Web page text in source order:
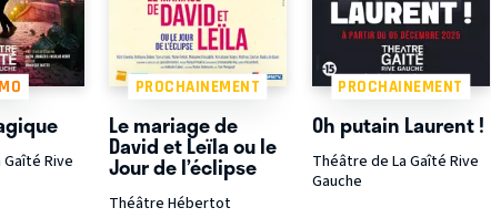
Rive
PROCHAINEMENT
Le mariage de
David et Leïla ou le
Jour de l’éclipse
Théâtre Hébertot
PROCHAINEMENT
Oh putain Laurent !
Théâtre de La Gaîté Rive
Gauche